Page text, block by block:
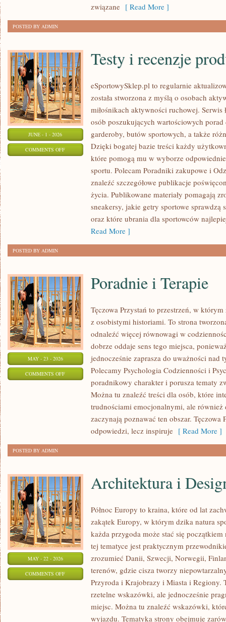
związane [ Read More ]
POSTED BY ADMIN
JUNE - 1 - 2026
COMMENTS OFFON
PRODUKTÓW
Testy i recenzje
eSportowySklep.pl to regularnie
została stworzona z myślą o osobach
miłośnikach aktywności ruchowej.
osób poszukujących wartościowych
garderoby, butów sportowych, a także
Dzięki bogatej bazie treści każdy
które pomogą mu w wyborze
sportu. Polecam Poradniki zakupowe i
znaleźć szczegółowe publikacje
życia. Publikowane materiały pomagają
sneakersy, jakie getry sportowe sprawdzą
oraz które ubrania dla sportowców
Read More ]
POSTED BY ADMIN
MAY - 23 - 2026
COMMENTS OFFON
Poradnie i Terapie
Tęczowa Przystań to przestrzeń, w
z osobistymi historiami. To strona
odnaleźć więcej równowagi w
dobrze oddaje sens tego miejsca,
jednocześnie zaprasza do uważności nad
Polecamy Psychologia Codzienności i
poradnikowy charakter i porusza tematy
Można tu znaleźć treści dla osób, które
trudnościami emocjonalnymi, ale
zaczynają poznawać ten obszar. Tęczowa
odpowiedzi, lecz inspiruje [ Read More ]
POSTED BY ADMIN
MAY - 22 - 2026
COMMENTS OFFON
ARCHITEKTURA
Architektura i
Północ Europy to kraina, które od lat
zakątek Europy, w którym dzika natura
każda przygoda może stać się
tej tematyce jest praktycznym
zrozumieć Danii, Szwecji, Norwegii,
terenów, gdzie cisza tworzy
Przyroda i Krajobrazy i Miasta i Regiony.
rzetelne wskazówki, ale jednocześnie
miejsc. Można tu znaleźć wskazówki,
wyjazdu. Tematyka strony obejmuje